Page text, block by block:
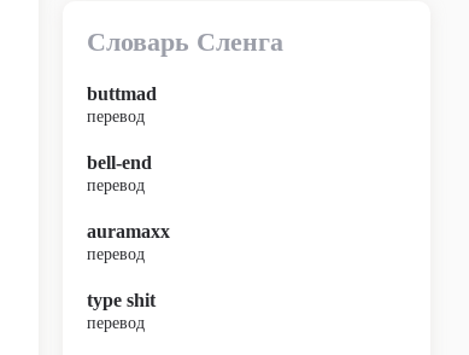
Словарь Сленга
buttmad
перевод
bell-end
перевод
auramaxx
перевод
type shit
перевод